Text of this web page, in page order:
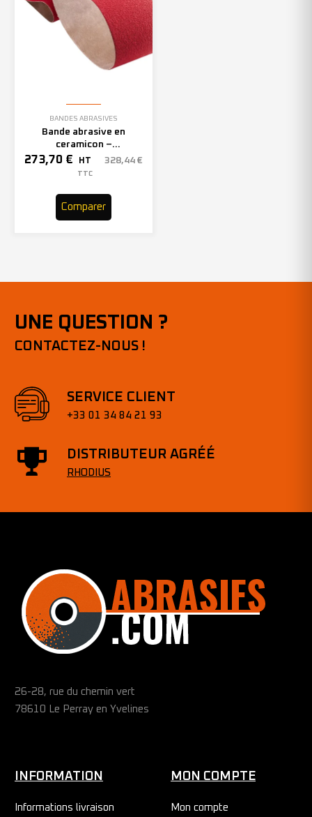
BANDES ABRASIVES
Bande abrasive en
ceramicon –
150mmx2000mm – Grain 40
– 305969 (x10)
273,70 € HT 328,44 €
TTC
Comparer
UNE QUESTION ?
CONTACTEZ-NOUS !
SERVICE CLIENT
+33 01 34 84 21 93
DISTRIBUTEUR AGRÉÉ
RHODIUS
26-28, rue du chemin vert
78610 Le Perray en Yvelines
INFORMATION
Informations livraison
MON COMPTE
Mon compte